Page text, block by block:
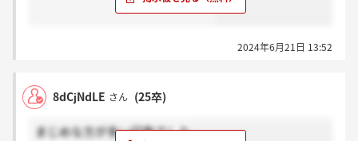
2024年6月21日 13:52
8dCjNdLE さん (25卒)
まじめな方が多い印象でした